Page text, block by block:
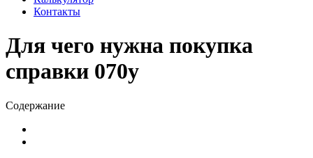
Контакты
Для чего нужна покупка
справки 070у
Содержание